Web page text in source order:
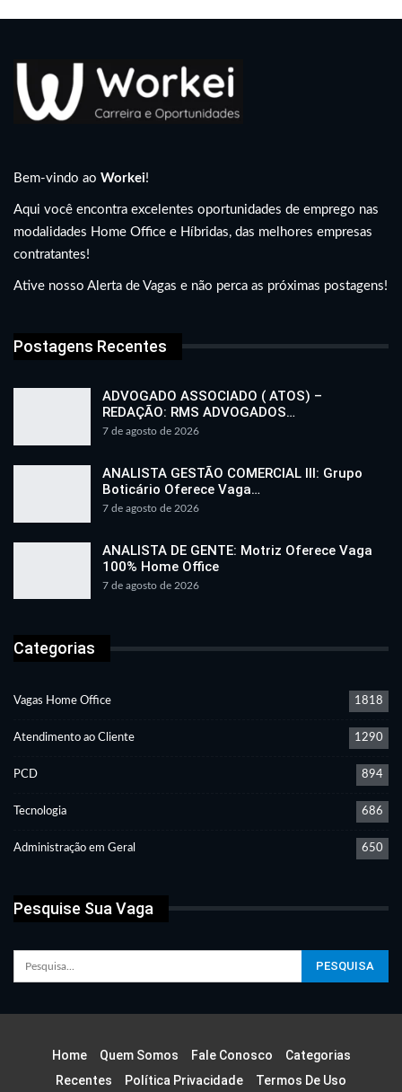
Bem-vindo ao Workei!
Aqui você encontra excelentes oportunidades de emprego nas
modalidades Home Office e Híbridas, das melhores empresas
contratantes!
Ative nosso Alerta de Vagas e não perca as próximas postagens!
Postagens Recentes
ADVOGADO ASSOCIADO ( ATOS) –
REDAÇÃO: RMS ADVOGADOS…
7 de agosto de 2026
ANALISTA GESTÃO COMERCIAL III: Grupo
Boticário Oferece Vaga…
7 de agosto de 2026
ANALISTA DE GENTE: Motriz Oferece Vaga
100% Home Office
7 de agosto de 2026
Categorias
Vagas Home Office 1818
Atendimento ao Cliente 1290
PCD 894
Tecnologia 686
Administração em Geral 650
Pesquise Sua Vaga
Home Quem Somos Fale Conosco
Categorias
Recentes
Política Privacidade Termos De Uso